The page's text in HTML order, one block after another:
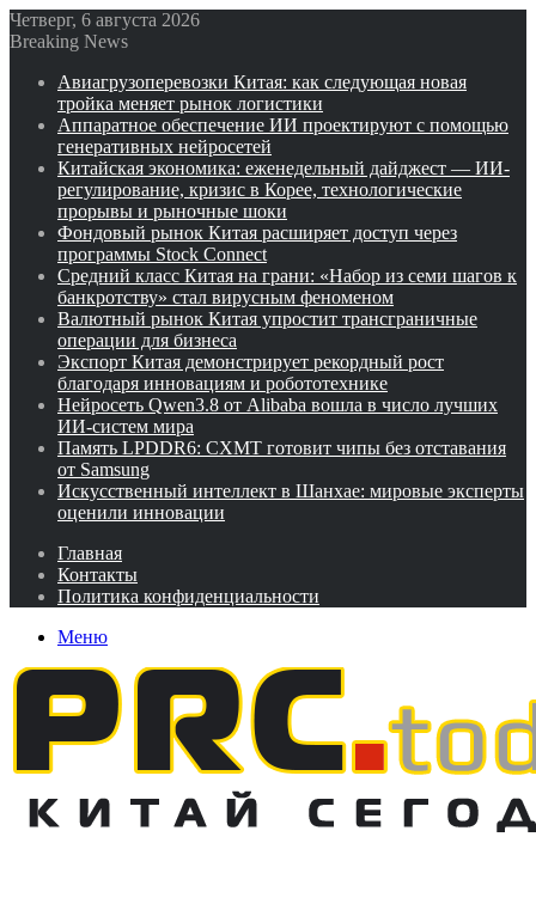
Четверг, 6 августа 2026
Breaking News
Авиагрузоперевозки Китая: как следующая новая
тройка меняет рынок логистики
Аппаратное обеспечение ИИ проектируют с помощью
генеративных нейросетей
Китайская экономика: еженедельный дайджест — ИИ-
регулирование, кризис в Корее, технологические
прорывы и рыночные шоки
Фондовый рынок Китая расширяет доступ через
программы Stock Connect
Средний класс Китая на грани: «Набор из семи шагов к
банкротству» стал вирусным феноменом
Валютный рынок Китая упростит трансграничные
операции для бизнеса
Экспорт Китая демонстрирует рекордный рост
благодаря инновациям и робототехнике
Нейросеть Qwen3.8 от Alibaba вошла в число лучших
ИИ-систем мира
Память LPDDR6: CXMT готовит чипы без отставания
от Samsung
Искусственный интеллект в Шанхае: мировые эксперты
оценили инновации
Главная
Контакты
Политика конфиденциальности
Меню